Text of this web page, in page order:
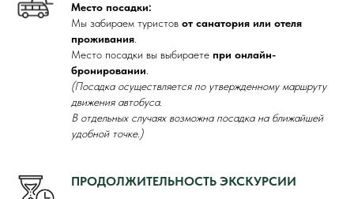
Место посадки:
Мы забираем туристов от санатория или отеля
проживания
Место посадки вы выбираете при онлайн-
бронировании
(Посадка осуществляется по утвержденному маршруту
движения автобуса.
В отдельных случаях возможна посадка на ближайшей
удобной точке.)
ПРОДОЛЖИТЕЛЬНОСТЬ ЭКСКУРСИИ